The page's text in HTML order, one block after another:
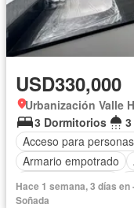
USD330,000
Urbanización Valle
3 Dormitorios
Acceso para
Armario empotrado
Cuarto de servicio
Hace 1 semana, 3 días
Soñada